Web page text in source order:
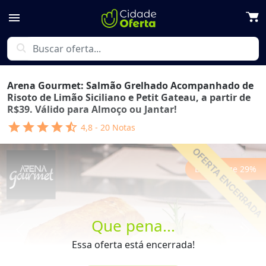
menu
search
Que pena...
Essa oferta está encerrada!
Arena Gourmet: Salmão Grelhado Acompanhado de
Risoto de Limão Siciliano e Petit Gateau, a partir de
R$39. Válido para Almoço ou Jantar!
starstarstarstarstar_half 4,8 - 20 Notas
Economize 29%